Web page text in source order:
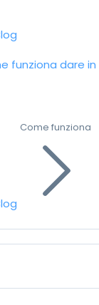
funziona dare in
Come funziona